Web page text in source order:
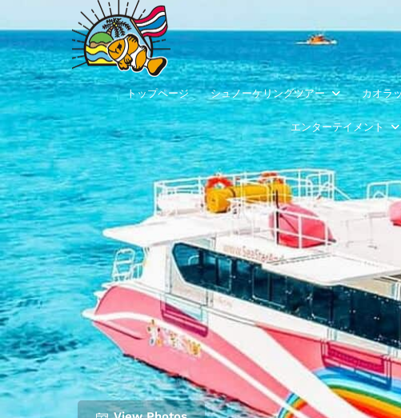
トップページ シュノーケリングツアー カオラ
エンターテイメント